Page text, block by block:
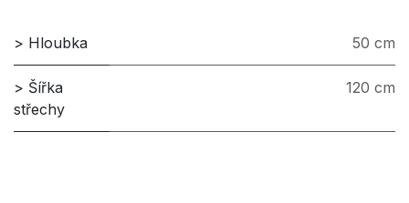
> Hloubka 50 cm
> Šířka
střechy
120 cm